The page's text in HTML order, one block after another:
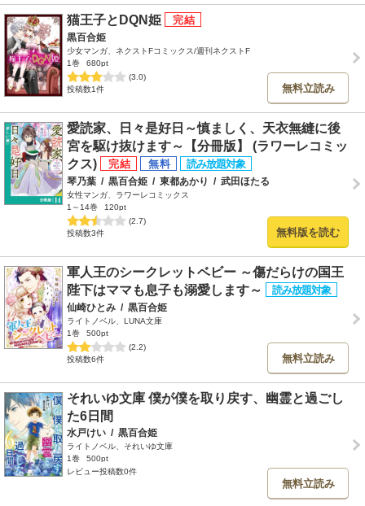
猫王子とDQN姫
黒百合姫
少女マンガ、ネクストFコミックス/週刊ネクストF
1巻
680pt
(3.0)
投稿数1件
無料立読み
愛読家、日々是好日～慎ましく、天衣無縫に後
宮を駆け抜けます～【分冊版】 (ラワーレコミッ
クス)
琴乃葉 / 黒百合姫 / 東都あかり / 武田ほたる
女性マンガ、ラワーレコミックス
1～14巻
120pt
(2.7)
投稿数3件
無料版を読む
軍人王のシークレットベビー ～傷だらけの国王
陛下はママも息子も溺愛します～
仙崎ひとみ / 黒百合姫
ライトノベル、LUNA文庫
1巻
500pt
(2.2)
投稿数6件
無料立読み
それいゆ文庫 僕が僕を取り戻す、幽霊と過ごし
た6日間
水戸けい / 黒百合姫
ライトノベル、それいゆ文庫
1巻
500pt
レビュー投稿数0件
無料立読み